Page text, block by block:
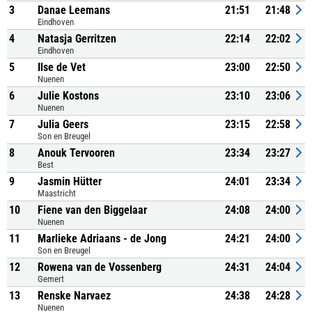
3 Danae Leemans
Eindhoven
21:51 21:48
4 Natasja Gerritzen
Eindhoven
22:14 22:02
5 Ilse de Vet
Nuenen
23:00 22:50
6 Julie Kostons
Nuenen
23:10 23:06
7 Julia Geers
Son en Breugel
23:15 22:58
8 Anouk Tervooren
Best
23:34 23:27
9 Jasmin Hütter
Maastricht
24:01 23:34
10 Fiene van den Biggelaar
Nuenen
24:08 24:00
11 Marlieke Adriaans - de Jong
Son en Breugel
24:21 24:00
12 Rowena van de Vossenberg
Gemert
24:31 24:04
13 Renske Narvaez
Nuenen
24:38 24:28